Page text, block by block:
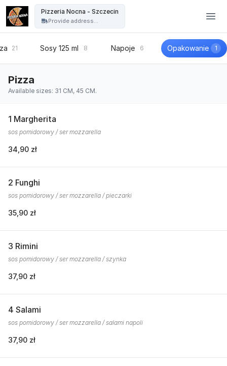
Pizzeria Nocna - Szczecin
Provide address...
21 Sosy 125 ml 8 Napoje 6 Opakowanie 1
Pizza
Available sizes: 31 CM, 45 CM.
1 Margherita
sos pomidorowy / ser mozzarella
34,90 zł
2 Funghi
sos pomidorowy / ser mozzarella / pieczarki
35,90 zł
3 Rimini
sos pomidorowy / ser mozzarella / szynka
37,90 zł
4 Salami
sos pomidorowy / ser mozzarella / salami napoli
37,90 zł